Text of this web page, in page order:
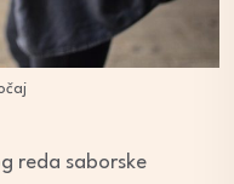
reda saborske